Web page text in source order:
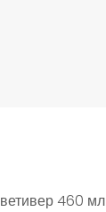
ветивер 460 мл